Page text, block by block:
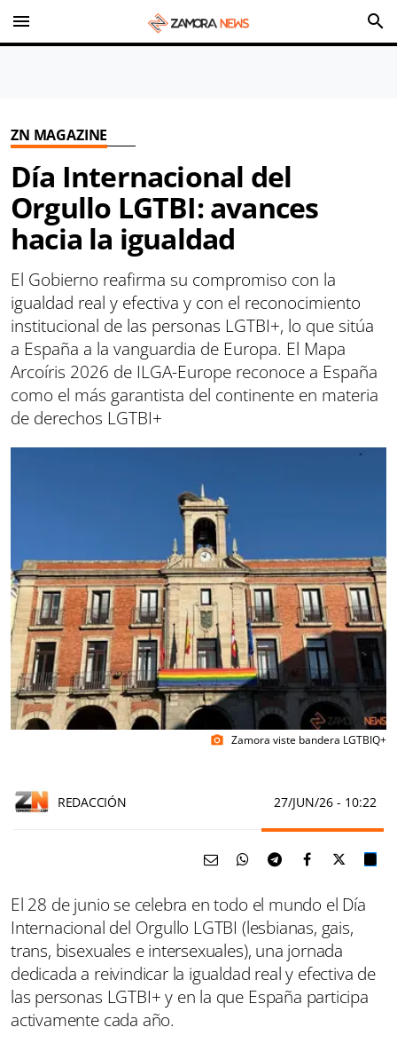
menu search
ZN MAGAZINE
Día Internacional del
Orgullo LGTBI: avances
hacia la igualdad
El Gobierno reafirma su compromiso con la
igualdad real y efectiva y con el reconocimiento
institucional de las personas LGTBI+, lo que sitúa
a España a la vanguardia de Europa. El Mapa
Arcoíris 2026 de ILGA-Europe reconoce a España
como el más garantista del continente en materia
de derechos LGTBI+
photo_camera Zamora viste bandera LGTBIQ+
REDACCIÓN 27/JUN/26 - 10:22
El 28 de junio se celebra en todo el mundo el Día
Internacional del Orgullo LGTBI (lesbianas, gais,
trans, bisexuales e intersexuales), una jornada
dedicada a reivindicar la igualdad real y efectiva de
las personas LGTBI+ y en la que España participa
activamente cada año.